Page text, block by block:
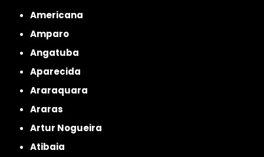
Americana
Amparo
Angatuba
Aparecida
Araraquara
Araras
Artur Nogueira
Atibaia